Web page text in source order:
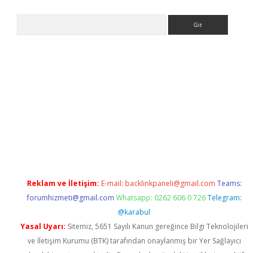
Reklam ve İletişim: E-mail: backlinkpaneli@gmail.com Teams:
forumhizmeti@gmail.com Whatsapp: 0262 606 0 726 Telegram:
@karabul
Yasal Uyarı: Sitemiz, 5651 Sayılı Kanun gereğince Bilgi Teknolojileri
ve İletişim Kurumu (BTK) tarafından onaylanmış bir Yer Sağlayıcı